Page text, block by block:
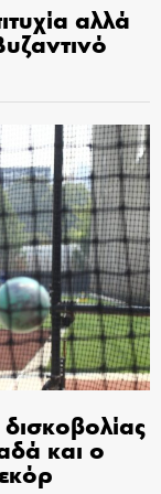
αλλά
και ο